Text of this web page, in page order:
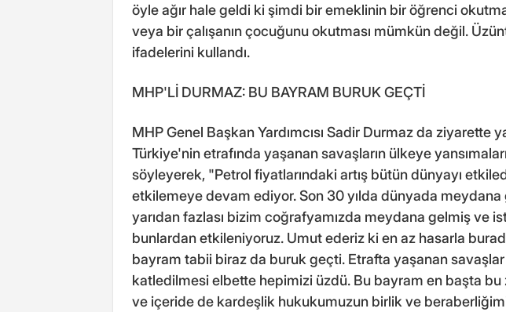
öyle ağır hale geldi ki şimdi bir emeklinin bir öğrenci
veya bir çalışanın çocuğunu okutması mümkün değil.
ifadelerini kullandı.
MHP'Lİ DURMAZ: BU BAYRAM BURUK GEÇTİ
MHP Genel Başkan Yardımcısı Sadir Durmaz da ziyarette
Türkiye'nin etrafında yaşanan savaşların ülkeye
söyleyerek, "Petrol fiyatlarındaki artış bütün dünyayı
etkilemeye devam ediyor. Son 30 yılda dünyada meydana
yarıdan fazlası bizim coğrafyamızda meydana gelmiş ve
bunlardan etkileniyoruz. Umut ederiz ki en az hasarla
bayram tabii biraz da buruk geçti. Etrafta yaşanan savaşlar
katledilmesi elbette hepimizi üzdü. Bu bayram en başta
ve içeride de kardeşlik hukukumuzun birlik ve